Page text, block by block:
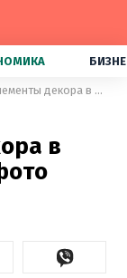
Модные элементы декора в космическом стиле – фото
в